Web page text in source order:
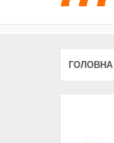
ГОЛОВНА